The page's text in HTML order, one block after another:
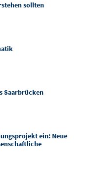
sollten
Saarbrücken
ein: Neue